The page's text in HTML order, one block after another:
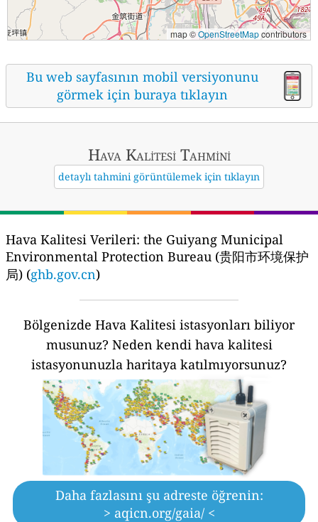
map ©OpenStreetMapcontributors
Bu web sayfasının mobil versiyonunu
görmek için buraya tıklayın
Hava Kalitesi Tahmini
detaylı tahmini görüntülemek için tıklayın
Hava Kalitesi Verileri: the Guiyang Municipal
Environmental Protection Bureau (贵阳市环境保护
局) (ghb.gov.cn)
Bölgenizde Hava Kalitesi istasyonları biliyor
musunuz? Neden kendi hava kalitesi
istasyonunuzla haritaya katılmıyorsunuz?
Daha fazlasını şu adreste öğrenin:
> aqicn.org/gaia/ <